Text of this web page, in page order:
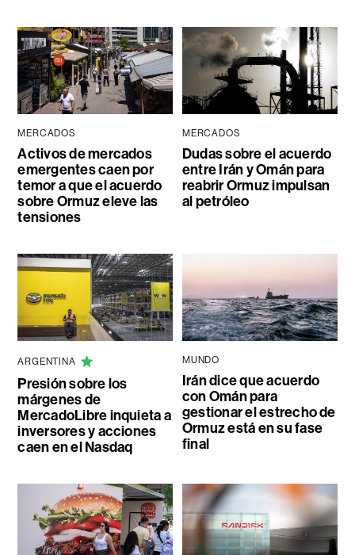
MERCADOS
Activos de mercados
emergentes caen por
temor a que el acuerdo
sobre Ormuz eleve las
tensiones
MERCADOS
Dudas sobre el acuerdo
entre Irán y Omán para
reabrir Ormuz impulsan
al petróleo
ARGENTINA
Presión sobre los
márgenes de
MercadoLibre inquieta a
inversores y acciones
caen en el Nasdaq
MUNDO
Irán dice que acuerdo
con Omán para
gestionar el estrecho de
Ormuz está en su fase
final